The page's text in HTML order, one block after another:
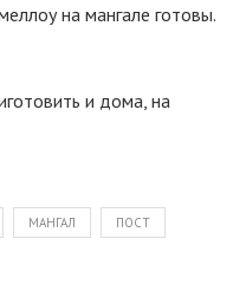
на мангале готовы.
и дома, на
МАНГАЛ ПОСТ